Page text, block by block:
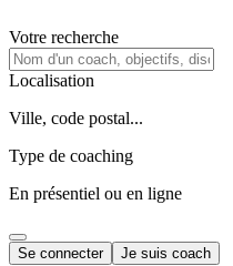
Votre recherche
Localisation
Ville, code postal...
Type de coaching
En présentiel ou en ligne
Se connecter Je suis coach